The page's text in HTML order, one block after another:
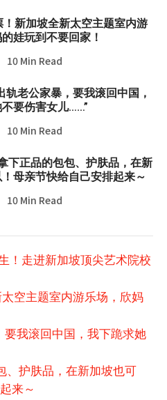
！新加坡全新太空主题室内游
娃玩到不要回家！
10 Min Read
轨老公家暴，要我滚回中国，
要伤害女儿……”
10 Min Read
下正品的包包、护肤品，在新
母亲节快给自己安排起来～
10 Min Read
！走进新加坡顶尖艺术院校
空主题室内游乐场，欣妈
要我滚回中国，我下跪求她
、护肤品，在新加坡也可
来～